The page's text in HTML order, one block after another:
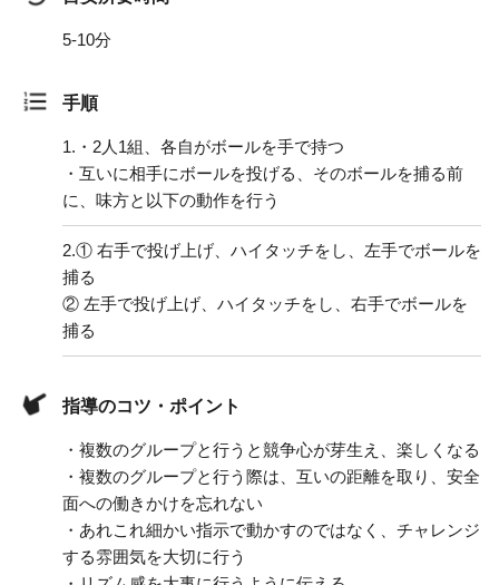
5-10分
手順
1. ・2人1組、各自がボールを手で持つ
・互いに相手にボールを投げる、そのボールを捕る前
に、味方と以下の動作を行う
2.① 右手で投げ上げ、ハイタッチをし、左手でボールを
捕る
② 左手で投げ上げ、ハイタッチをし、右手でボールを
捕る
指導のコツ・ポイント
・複数のグループと行うと競争心が芽生え、楽しくなる
・複数のグループと行う際は、互いの距離を取り、安全
面への働きかけを忘れない
・あれこれ細かい指示で動かすのではなく、チャレンジ
する雰囲気を大切に行う